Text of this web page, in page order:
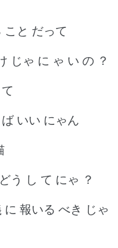
こと だって
じゃ に ゃ い の ？
いい にゃん
う し て にゃ ？
報いる べき じゃ